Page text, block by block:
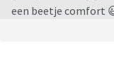
een beetje comfort